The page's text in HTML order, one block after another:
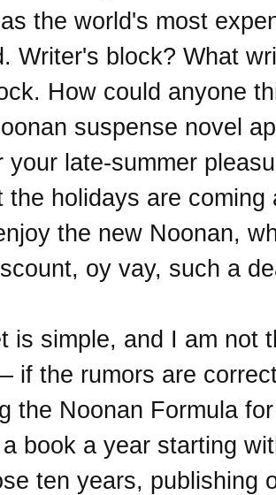
the world's most
Writer's block? What
How could anyone
suspense novel
your late-summer
the holidays are
the new Noonan,
oy vay, such a
is simple, and I am not
if the rumors are
the Noonan Formula
book a year starting
ten years, publishing